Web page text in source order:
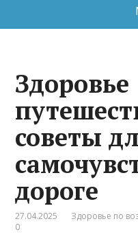
Здоровье
советы
дороге
27.04.2025 Здоровье по
0